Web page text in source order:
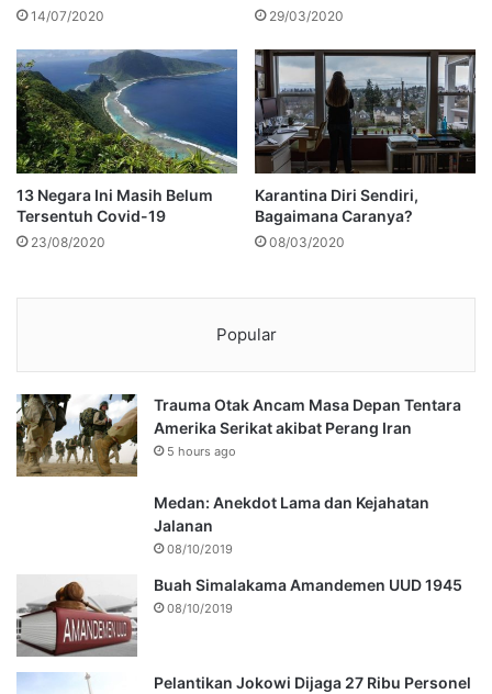
14/07/2020 29/03/2020
13 Negara Ini Masih Belum
Tersentuh Covid-19
23/08/2020
Karantina Diri Sendiri,
Bagaimana Caranya?
08/03/2020
Popular
Trauma Otak Ancam Masa Depan Tentara
Amerika Serikat akibat Perang Iran
5 hours ago
Medan: Anekdot Lama dan Kejahatan
Jalanan
08/10/2019
Buah Simalakama Amandemen UUD 1945
08/10/2019
Pelantikan Jokowi Dijaga 27 Ribu Personel